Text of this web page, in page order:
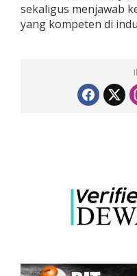
sekaligus menjawab
yang kompeten di